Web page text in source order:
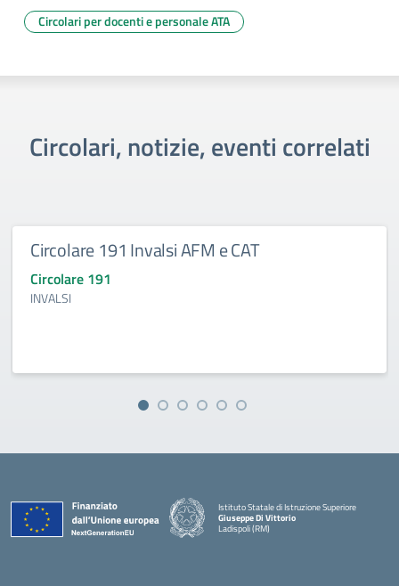
Circolari per docenti e personale ATA
Circolari, notizie, eventi correlati
Circolare 191 Invalsi AFM e CAT
Circolare 191
INVALSI
Istituto Statale di Istruzione Superiore
Giuseppe Di Vittorio
Ladispoli (RM)